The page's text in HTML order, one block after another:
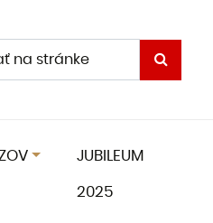
JUBILEUM
2025